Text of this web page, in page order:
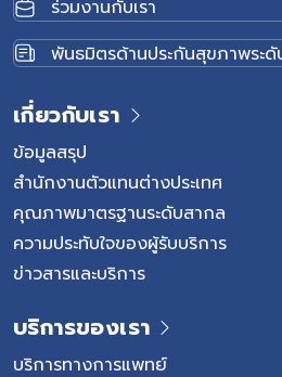
ลดความเสี่ยงการติดเชื้อหรือภาวะ
ให้ผู้ป่วยฟื้นตัวได้เร็วขึ้น เมื่อเทียบกั
ดั้งเดิม ทั้งนี้ การผ่าตัดปลูกถ่ายไต
เป็นการรักษาที่ได้รับการยอมรับในโ
ประเทศทั่วโลก ความสำเร็จในครั้งนี้
แพทย์ในการยกระดับการรักษาผู้ป่วย
พยาบาลเวชธานี อินเตอร์เนชันแนล ใ
ปลอดภัยยิ่งขึ้น
ร่วมงานกับเรา
พันธมิตรด้านประกันสุขภาพระดั
เกี่ยวกับเรา
ข้อมูลสรุป
สำนักงานตัวแทนต่างประเทศ
คุณภาพมาตรฐานระดับสากล
ความประทับใจของผู้รับบริการ
ข่าวสารและบริการ
บริการของเรา
บริการทางการแพทย์